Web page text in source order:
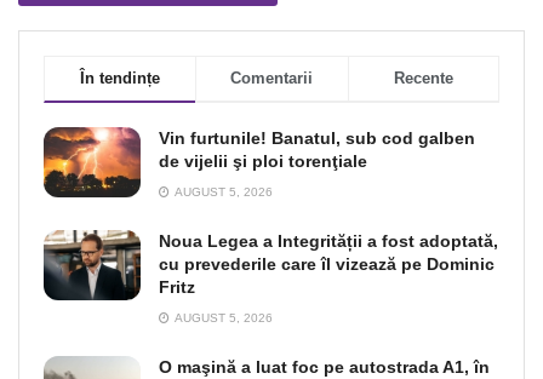
În tendințe Comentarii Recente
Vin furtunile! Banatul, sub cod galben
de vijelii şi ploi torenţiale
AUGUST 5, 2026
Noua Legea a Integrității a fost adoptată,
cu prevederile care îl vizează pe Dominic
Fritz
AUGUST 5, 2026
O maşină a luat foc pe autostrada A1, în